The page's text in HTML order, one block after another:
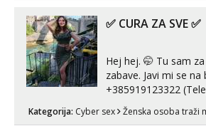
volim njezan seks i
✅ CURA ZA SVE ✅
Hej hej. 🤭 Tu sam
zabave. Javi mi se na
+385919123322
Whatsapp). 🤙 NE javljaj se na uzivo.
Hvala.
Kategorija: Cyber sex Ženska osoba traži